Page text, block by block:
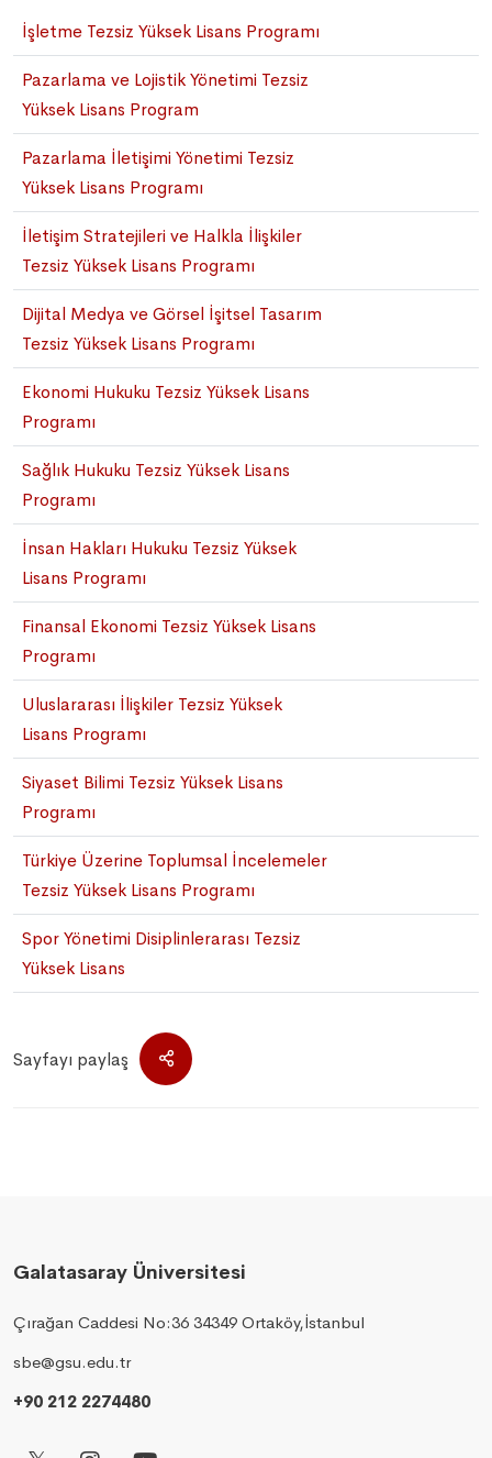
İşletme Tezsiz Yüksek Lisans Programı
Pazarlama ve Lojistik Yönetimi Tezsiz
Yüksek Lisans Program
Pazarlama İletişimi Yönetimi Tezsiz
Yüksek Lisans Programı
İletişim Stratejileri ve Halkla İlişkiler
Tezsiz Yüksek Lisans Programı
Dijital Medya ve Görsel İşitsel Tasarım
Tezsiz Yüksek Lisans Programı
Ekonomi Hukuku Tezsiz Yüksek Lisans
Programı
Sağlık Hukuku Tezsiz Yüksek Lisans
Programı
İnsan Hakları Hukuku Tezsiz Yüksek
Lisans Programı
Finansal Ekonomi Tezsiz Yüksek Lisans
Programı
Uluslararası İlişkiler Tezsiz Yüksek
Lisans Programı
Siyaset Bilimi Tezsiz Yüksek Lisans
Programı
Türkiye Üzerine Toplumsal İncelemeler
Tezsiz Yüksek Lisans Programı
Spor Yönetimi Disiplinlerarası Tezsiz
Yüksek Lisans
Sayfayı paylaş
Galatasaray Üniversitesi
Çırağan Caddesi No:36 34349 Ortaköy,İstanbul
sbe@gsu.edu.tr
+90 212 2274480